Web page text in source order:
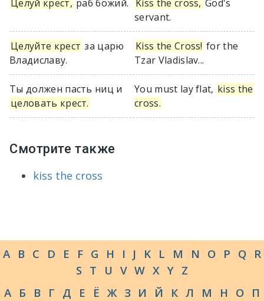
Целуй крест, раб божий. Kiss the cross, God's
servant.
Целуйте крест за царю
Владиславу.
Kiss the Cross! for the
Tzar Vladislav...
Ты должен пасть ниц и
целовать крест.
You must lay flat, kiss the
cross.
Смотрите также
kiss the cross
A B C D E F G H I J K L M N O P Q R
S T U V W X Y Z
А Б В Г Д Е Ё Ж З И Й К Л М Н О П